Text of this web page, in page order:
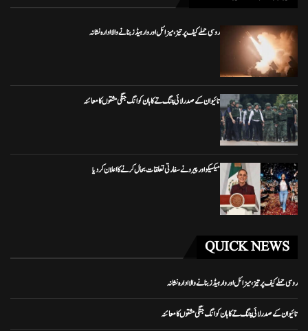
روسی حملے کیف پر تیز، میزائل اور وار ہیڈز بنانے والا ادارہ نشانہ
تائیوان کے صدر لائی چنگ تے کا ہان کوانگ جنگی مشقوں کا معائنہ
میکسیکو اور پیرو نے سفارتی تعلقات بحال کرنے کا اعلان کر دیا
QUICK NEWS
روسی حملے کیف پر تیز، میزائل اور وار ہیڈز بنانے والا ادارہ نشانہ
تائیوان کے صدر لائی چنگ تے کا ہان کوانگ جنگی مشقوں کا معائنہ